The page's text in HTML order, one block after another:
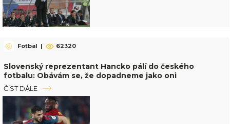
Fotbal | 62320
Slovenský reprezentant Hancko pálí do českého
fotbalu: Obávám se, že dopadneme jako oni
ČÍST DÁLE